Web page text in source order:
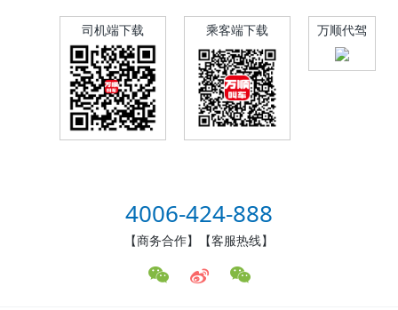
司机端下载 乘客端下载 万顺代驾
4006-424-888
【商务合作】【客服热线】